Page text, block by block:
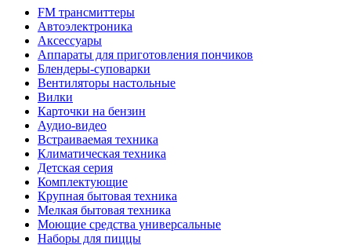
FM трансмиттеры
Автоэлектроника
Аксессуары
Аппараты для приготовления пончиков
Блендеры-суповарки
Вентиляторы настольные
Вилки
Карточки на бензин
Аудио-видео
Встраиваемая техника
Климатическая техника
Детская серия
Комплектующие
Крупная бытовая техника
Мелкая бытовая техника
Моющие средства универсальные
Наборы для пиццы